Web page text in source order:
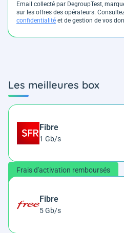
Email collecté par DegroupTest,
sur les offres des opérateurs.
confidentialité et de gestion de vos
Les meilleures box
Fibre
1 Gb/s
Frais d'activation remboursés
Fibre
5 Gb/s